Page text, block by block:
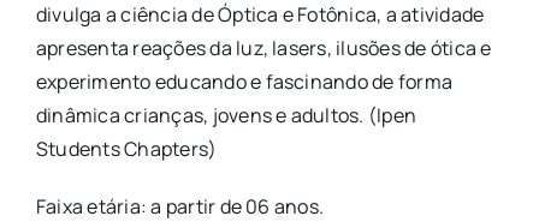
divulga a ciência de Óptica e Fotônica, a atividade
apresenta reações da luz, lasers, ilusões de ótica e
experimento educando e fascinando de forma
dinâmica crianças, jovens e adultos. (Ipen
Students Chapters)
Faixa etária: a partir de 06 anos.